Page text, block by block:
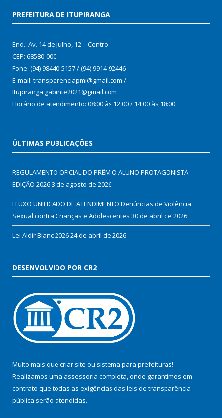
PREFEITURA DE ITUPIRANGA
End.: Av. 14 de julho, 12 – Centro
CEP: 68580-000
Fone: (94) 98440-5157 / (94) 9914-92446
E-mail: transparenciapmi@gmail.com /
Itupiranga.gabinte2021@gmail.com
Horário de atendimento: 08:00 às 12:00 / 14:00 às 18:00
ÚLTIMAS PUBLICAÇÕES
REGULAMENTO OFICIAL DO PRÊMIO ALUNO PROTAGONISTA –
EDIÇÃO 20263 de agosto de 2026
FLUXO UNIFICADO DE ATENDIMENTO Denúncias de Violência
Sexual contra Crianças e Adolescentes 30 de abril de 2026
Lei Aldir Blanc 202624 de abril de 2026
DESENVOLVIDO POR CR2
Muito mais que criar site ou sistema para prefeituras!
Realizamos uma assessoria completa, onde garantimos em
contrato que todas as exigências das leis de transparência
pública serão atendidas.